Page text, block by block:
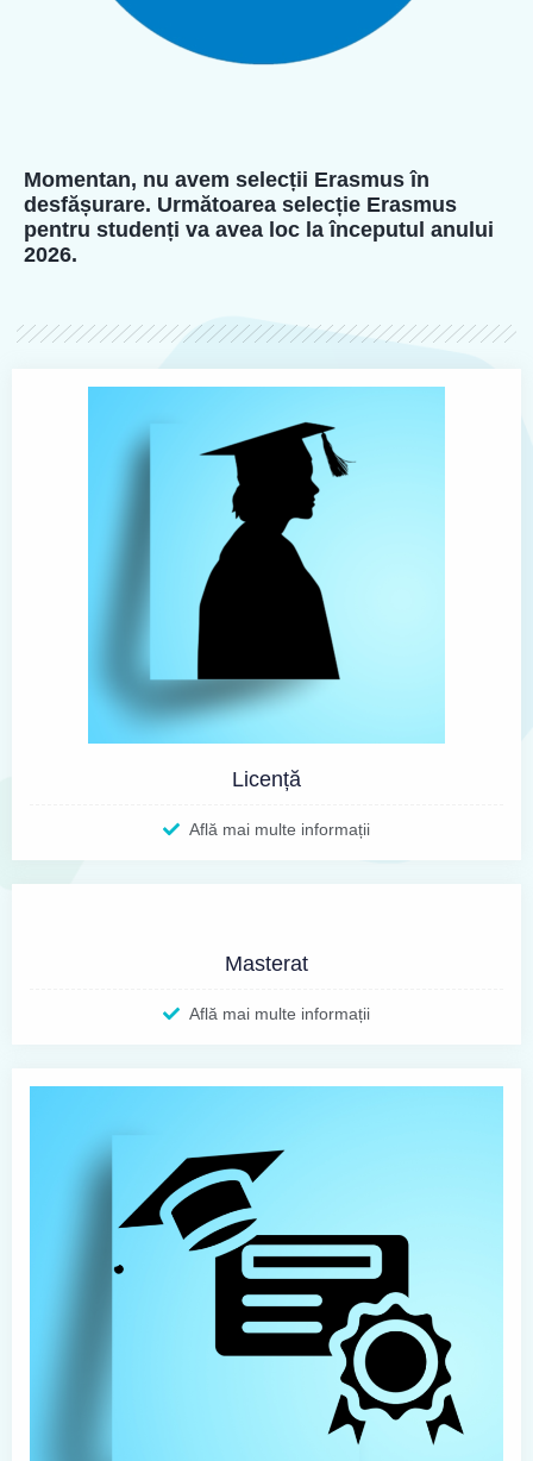
Momentan, nu avem selecții Erasmus în
desfășurare. Următoarea selecție Erasmus
pentru studenți va avea loc la începutul anului
2026.
Licență
Află mai multe informații
Masterat
Află mai multe informații